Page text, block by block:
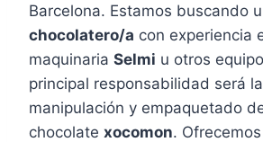
Barcelona. Estamos buscando
chocolatero/a con experiencia
maquinaria Selmi u otros
principal responsabilidad será
manipulación y empaquetado
chocolate xocomon.